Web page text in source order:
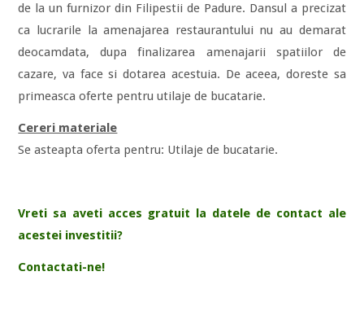
de la un furnizor din Filipestii de Padure. Dansul a precizat
ca lucrarile la amenajarea restaurantului nu au demarat
deocamdata, dupa finalizarea amenajarii spatiilor de
cazare, va face si dotarea acestuia. De aceea, doreste sa
primeasca oferte pentru utilaje de bucatarie.
Cereri materiale
Se asteapta oferta pentru: Utilaje de bucatarie.
Vreti sa aveti acces gratuit la datele de contact ale
acestei investitii?
Contactati-ne!